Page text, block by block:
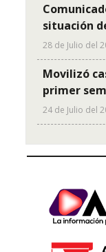
situación
28 de Julio del
Movilizó
primer
24 de Julio del